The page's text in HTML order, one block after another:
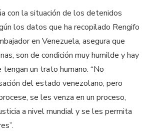
con la situación de los detenidos
los datos que ha recopilado Rengifo
en Venezuela, asegura que
son de condición muy humilde y hay
un trato humano. “No
del estado venezolano, pero
se les venza en un proceso,
a nivel mundial y se les permita